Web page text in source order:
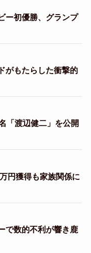
ー初優勝、グランプ
がもたらした衝撃的
「渡辺健二」を公開
円獲得も家族関係に
で数的不利が響き鹿